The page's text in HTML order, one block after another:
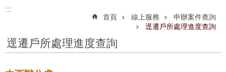
:::
:::
首頁 線上服務
申辦案件查詢
逕遷戶所處理進度查詢
逕遷戶所處理進度查詢